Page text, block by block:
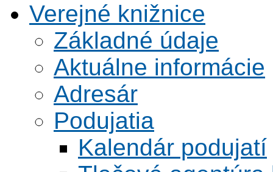
Verejné knižnice
Základné údaje
Aktuálne informácie
Adresár
Podujatia
Kalendár podujatí